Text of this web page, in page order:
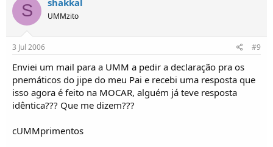
S UMMzito
3 Jul 2006 #9
Enviei um mail para a UMM a pedir a declaração pra os
pnemáticos do jipe do meu Pai e recebi uma resposta que
isso agora é feito na MOCAR, alguém já teve resposta
idêntica??? Que me dizem???
cUMMprimentos